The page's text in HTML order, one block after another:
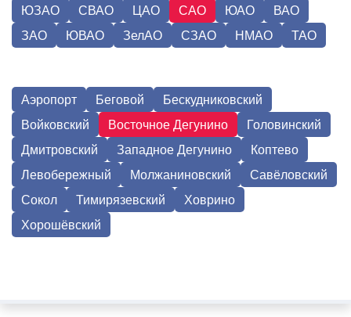
ЮЗАО СВАО ЦАО САО ЮАО
ВАО
ЗАО
ЮВАО ЗелАО СЗАО НМАО ТАО
Аэропорт Беговой
Бескудниковский
Войковский
Восточное Дегунино
Головинский
Дмитровский
Западное Дегунино
Коптево
Левобережный
Молжаниновский
Савёловский
Сокол
Тимирязевский
Ховрино
Хорошёвский